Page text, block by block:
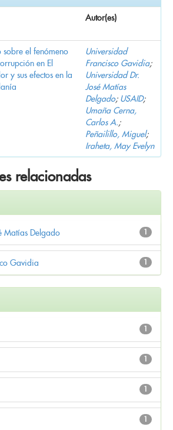
Autor(es)
sobre el fenómeno
en El
y sus efectos en la
Universidad
Francisco Gavidia;
Universidad Dr.
José Matías
Delgado; USAID;
Umaña Cerna,
Carlos A.;
Peñailillo, Miguel;
Iraheta, May Evelyn
relacionadas
1
Matías Delgado
1
Gavidia
1
1
1
1